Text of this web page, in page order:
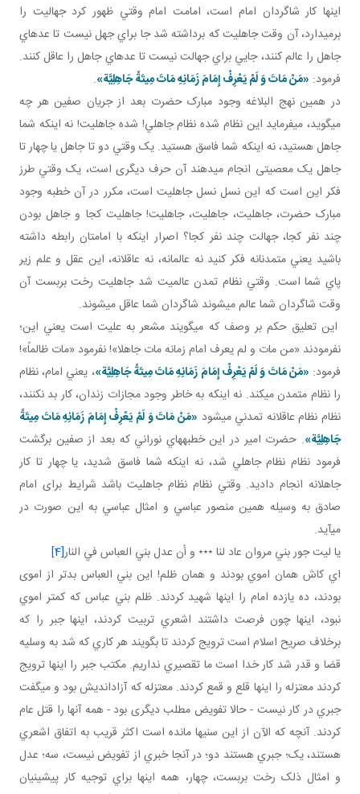
اينها کار شاگردان امام است، امامت امام وقتي ظهور کرد جهاليت را
برمي دارد، آن وقت جاهليت که برداشته شد جا براي جهل نيست تا عده اي
جاهل را عالم کنند، جايي براي جهالت نيست تا عده اي جاهل را عاقل کنند.
فرمود: «مَنْ مَاتَ وَ لَمْ يَعْرِفْ إِمَامَ زَمَانِهِ مَاتَ مِيتَةً جَاهِلِيَّة».
در همين نهج البلاغه وجود مبارک حضرت بعد از جريان صفين هر چه
مي گويد، مي فرمايد اين نظام شده نظام جاهلي! شده جاهليت! نه اينکه شما
جاهل هستيد، نه اينکه شما فاسق هستيد. يک وقتي دو تا جاهل يا چهار تا
جاهل يک معصيتی انجام می­دهند آن حرف ديگری است، يک وقتي طرز
فکر اين است که اين نسل نسل جاهليت است، مکرر در آن خطبه وجود
مبارک حضرت، جاهليت، جاهليت، جاهليت! جاهليت کجا و جاهل بودن
چند نفر کجا، جهالت چند نفر کجا؟ اصرار اينکه با امامتان رابطه داشته
باشيد يعني متمدنانه فکر کنيد نه عالمانه، نه عاقلانه، اين عقل و علم زير
پاي شما است. وقتي نظام تمدن عالميت شد جاهليت رخت بربست آن
وقت شاگردان شما عالم مي شوند شاگردان شما عاقل مي شوند.
اين تعليق حکم بر وصف که مي گويند مشعر به عليت است يعني اين؛
نفرمودند «من مات و لم يعرف امام زمانه مات جاهلا»! نفرمود «مات ظالماً»!
فرمود: «مَنْ مَاتَ وَ لَمْ يَعْرِفْ إِمَامَ زَمَانِهِ مَاتَ مِيتَةً جَاهِلِيَّة»، يعني امام، نظام
را نظام متمدن مي کند. نه اينکه به خاطر وجود مجازات زندان، کار بد نکنند،
نظام نظام عاقلانه تمدني مي شود «مَنْ مَاتَ وَ لَمْ يَعْرِفْ إِمَامَ زَمَانِهِ مَاتَ مِيتَةً
جَاهِلِيَّة». حضرت امير در اين خطبه هاي نوراني که بعد از صفين برگشت
فرمود نظام نظام جاهلي شد، نه اينکه شما فاسق شديد، يا چهار تا کار
جاهلانه انجام داديد. وقتي نظام نظام جاهليت باشد شرايط برای امام
صادق به وسيله همين منصور عباسي و امثال عباسي به اين صورت در
مي آيد.
يا ليت جور بني مروان عاد لنا ٭٭٭ و أن عدل بني العباس في النار[4]
اي کاش همان اموي بودند و همان ظلم! اين بني العباس بدتر از اموی
بودند، ده يازده امام را اينها شهيد کردند. ظلم بني عباس که کمتر اموي
نبود، اينها چون فرصت داشتند اشعري تربيت کردند، اينها جبر را که
برخلاف صريح اسلام است ترويج کردند تا بگويند هر کاري که شد به وسليه
قضا و قدر شد کار خدا است ما تقصيري نداريم. مکتب جبر را اينها ترويج
کردند معتزله را اينها قلع و قمع کردند. معتزله که آزادانديش بود و مي گفت
جبري در کار نيست - حالا تفويض مطلب ديگری بود - همه آنها را قتل عام
کردند. آنچه که الآن از اين سني ها مانده است اکثر قريب به اتفاق اشعري
هستند، يک؛ جبري هستند دو؛ در آنجا خبري از تفويض نيست، سه؛ عدل
و امثال ذلک رخت بربست، چهار، همه اينها براي توجيه کار پيشينيان